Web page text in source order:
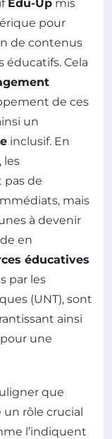
Édu-Up mis
pour
de contenus
éducatifs. Cela
de ces
un
inclusif. En
les
de
mais
à devenir
en
éducatives
par les
(UNT), sont
ainsi
une
que
rôle crucial
l’indiquent